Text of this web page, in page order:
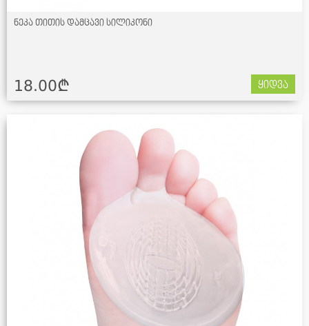
ნეკა თითის დამცავი სილიკონი
18.00¢ ყიდვა